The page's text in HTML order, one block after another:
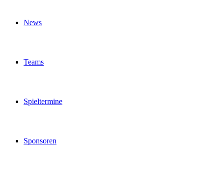
News
Teams
Spieltermine
Sponsoren